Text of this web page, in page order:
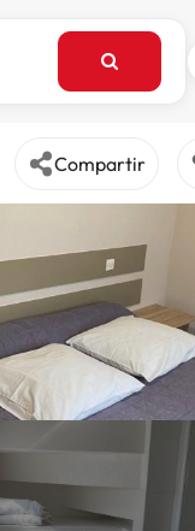
Compartir